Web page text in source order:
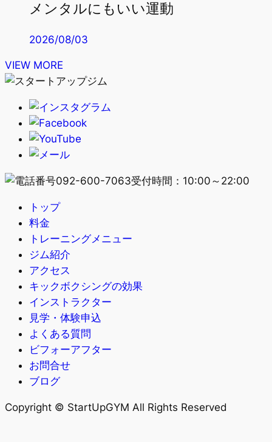
メンタルにもいい運動
2026/08/03
VIEW MORE
092-600-7063受付時間：10:00～22:00
トップ
料金
トレーニングメニュー
ジム紹介
アクセス
キックボクシングの効果
インストラクター
見学・体験申込
よくある質問
ビフォーアフター
お問合せ
ブログ
Copyright © StartUpGYM All Rights Reserved